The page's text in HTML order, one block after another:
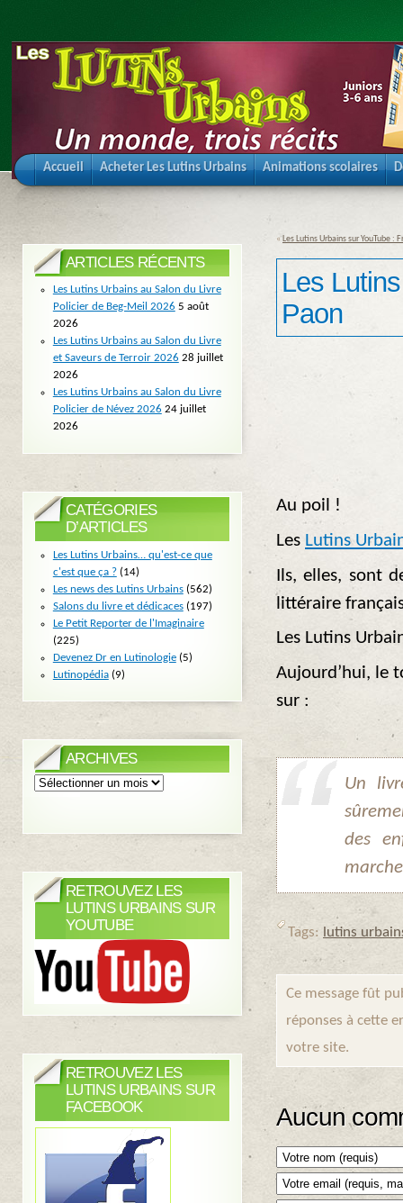
Accueil Acheter Les Lutins Urbains Animations scolaires
« Les Lutins Urbains sur YouTube :
Les
Paon
Au poil !
Les Lutins
Ils, elles, sont
littéraire
Les Lutins
Aujourd’hui, le
sur :
Un
des
Tags: lutins
Ce message fût
réponses à cette
votre site.
Aucun
ARTICLES RÉCENTS
Les Lutins Urbains au Salon du Livre
Policier de Beg-Meil 2026 5 août
2026
Les Lutins Urbains au Salon du Livre
et Saveurs de Terroir 2026 28 juillet
2026
Les Lutins Urbains au Salon du Livre
Policier de Névez 2026 24 juillet
2026
CATÉGORIES
D’ARTICLES
Les Lutins Urbains… qu'est-ce que
c'est que ça ?(14)
Les news des Lutins Urbains(562)
Salons du livre et dédicaces(197)
Le Petit Reporter de l'Imaginaire
(225)
Devenez Dr en Lutinologie(5)
Lutinopédia(9)
ARCHIVES
Archives
RETROUVEZ LES
LUTINS URBAINS SUR
YOUTUBE
RETROUVEZ LES
LUTINS URBAINS SUR
FACEBOOK